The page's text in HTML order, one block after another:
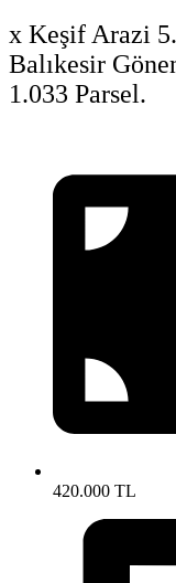
x Keşif Arazi
Balıkesir
1.033 Parsel.
420.000 TL